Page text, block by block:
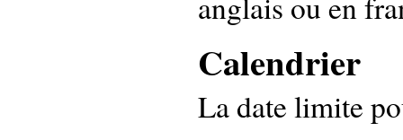
Calendrier
La date limite